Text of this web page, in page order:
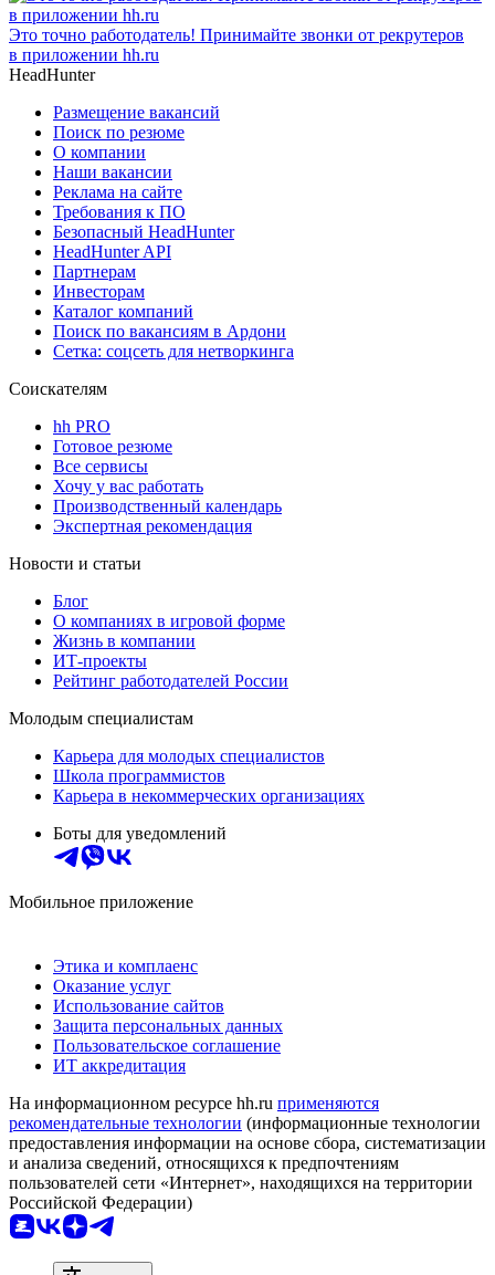
Это точно работодатель! Принимайте звонки от рекрутеров
в приложении hh.ru
HeadHunter
Размещение вакансий
Поиск по резюме
О компании
Наши вакансии
Реклама на сайте
Требования к ПО
Безопасный HeadHunter
HeadHunter API
Партнерам
Инвесторам
Каталог компаний
Поиск по вакансиям в Ардони
Сетка: соцсеть для нетворкинга
Соискателям
hh PRO
Готовое резюме
Все сервисы
Хочу у вас работать
Производственный календарь
Экспертная рекомендация
Новости и статьи
Блог
О компаниях в игровой форме
Жизнь в компании
ИТ-проекты
Рейтинг работодателей России
Молодым специалистам
Карьера для молодых специалистов
Школа программистов
Карьера в некоммерческих организациях
Боты для уведомлений
Мобильное приложение
Этика и комплаенс
Оказание услуг
Использование сайтов
Защита персональных данных
Пользовательское соглашение
ИТ аккредитация
На информационном ресурсе hh.ru применяются
рекомендательные технологии (информационные технологии
предоставления информации на основе сбора, систематизации
и анализа сведений, относящихся к предпочтениям
пользователей сети «Интернет», находящихся на территории
Российской Федерации)